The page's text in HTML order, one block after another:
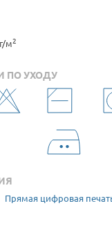
м2
ПО УХОДУ
Прямая цифровая